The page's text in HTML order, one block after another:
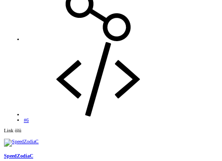
#6
Link ölü
SpeedZodiaC